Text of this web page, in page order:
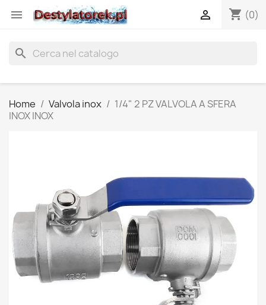
 shopping_cart (0)

search
Home Valvola inox
1/4" 2 PZ VALVOLA A SFERA
INOX INOX